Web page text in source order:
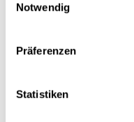
Notwendig
Präferenzen
Statistiken